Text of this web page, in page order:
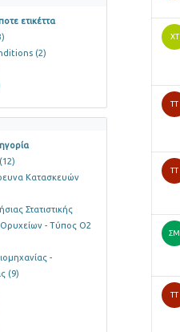
ετικέττα
(2)
(12)
Κατασκευών
Στατιστικής
- Τύπος Ο2
-
(9)
ΧΤ
TT
TT
ΣΜ
TT